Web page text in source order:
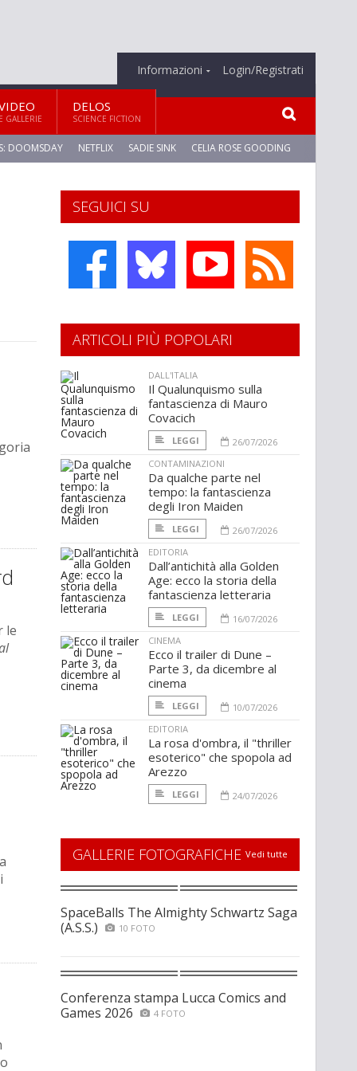
Informazioni Login/Registrati
E GALLERIE
DELOS
SCIENCE FICTION
DOOMSDAY NETFLIX SADIE SINK CELIA ROSE GOODING
le
SEGUICI SU
ARTICOLI PIÙ POPOLARI
DALL'ITALIA
Il Qualunquismo sulla
fantascienza di Mauro
Covacich
LEGGI
26/07/2026
CONTAMINAZIONI
Da qualche parte nel
tempo: la fantascienza
degli Iron Maiden
LEGGI
26/07/2026
EDITORIA
Dall’antichità alla Golden
Age: ecco la storia della
fantascienza letteraria
LEGGI
16/07/2026
CINEMA
Ecco il trailer di Dune –
Parte 3, da dicembre al
cinema
LEGGI
10/07/2026
EDITORIA
La rosa d'ombra, il "thriller
esoterico" che spopola ad
Arezzo
LEGGI 24/07/2026
GALLERIE FOTOGRAFICHE Vedi tutte
SpaceBalls The Almighty Schwartz Saga
(A.S.S.)
10 FOTO
Conferenza stampa Lucca Comics and
Games 2026
4 FOTO